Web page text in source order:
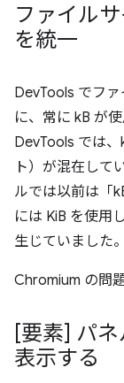
ファイル
を統一
DevTools でフ
に、常に kB が
DevTools では
ト）が混在して
ルでは以前は「
には KiB を使用
生じていました。
Chromium の問
[要素] パ
表示する